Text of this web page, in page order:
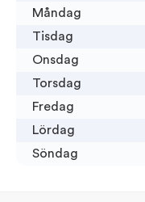
Måndag
Tisdag
Onsdag
Torsdag
Fredag
Lördag
Söndag